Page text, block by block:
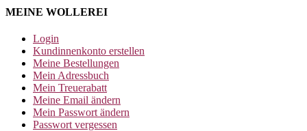
MEINE WOLLEREI
Login
Kundinnenkonto erstellen
Meine Bestellungen
Mein Adressbuch
Mein Treuerabatt
Meine Email ändern
Mein Passwort ändern
Passwort vergessen